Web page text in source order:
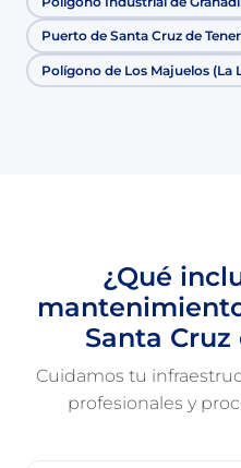
Puerto de Santa Cruz de
Polígono de Los Majuelos (La
¿Qué
Santa Cruz
Cuidamos tu
profesionales y